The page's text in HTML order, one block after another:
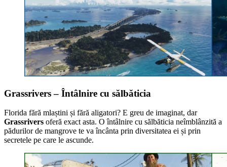
Grassrivers – Întâlnire cu sălbăticia
Florida fără mlaștini și fără aligatori? E greu de imaginat, dar
Grassrivers oferă exact asta. O întâlnire cu sălbăticia neîmblânzită a
pădurilor de mangrove te va încânta prin diversitatea ei și prin
secretele pe care le ascunde.